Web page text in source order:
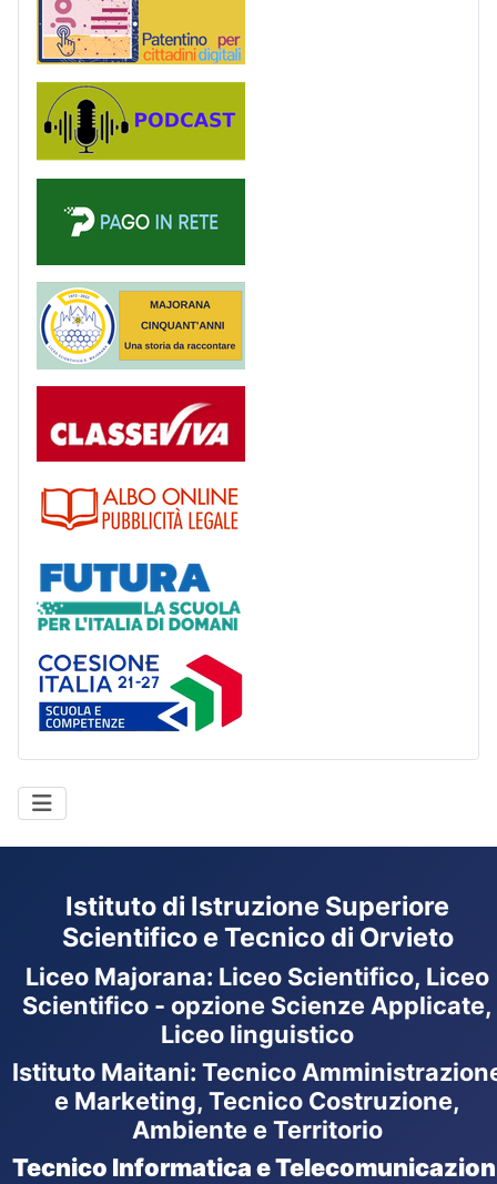
Podcast
PagoinRete
Istituto di Istruzione Superiore
Scientifico e Tecnico di Orvieto
Liceo Majorana: Liceo Scientifico, Liceo
Scientifico - opzione Scienze Applicate,
Liceo linguistico
Istituto Maitani: Tecnico
e Marketing, Tecnico Costruzione,
Ambiente e Territorio
Tecnico Informatica e